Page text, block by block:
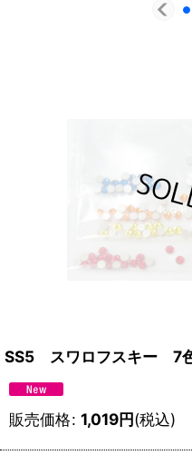
SS5 スワロフスキー 7
販売価格: 1,019円(税込)